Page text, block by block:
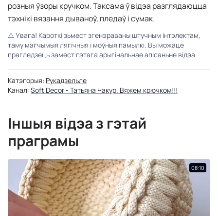
розныя ўзоры кручком. Таксама ў відэа разглядаюцца
тэхнікі вязання дываноў, пледаў і сумак.
⚠️ Увага! Кароткі зьмест згенэраваны штучным інтэлектам,
таму магчымыя лягічныя і моўныя памылкі. Вы можаце
прагледзець замест гэтага арыгінальнае апісаньне відэа
Катэгорыя: Рукадзельле
Канал: Soft Decor - Татьяна Чакур. Вяжем крючком!!!
Іншыя відэа з гэтай
праграмы
08:10